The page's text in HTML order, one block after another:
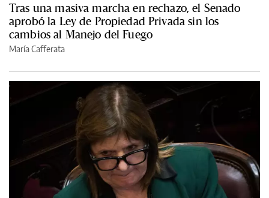
Tras una masiva marcha en rechazo, el Senado
aprobó la Ley de Propiedad Privada sin los
cambios al Manejo del Fuego
María Cafferata